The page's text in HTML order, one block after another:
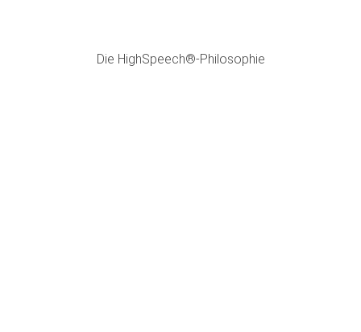
Die HighSpeech®-Philosophie